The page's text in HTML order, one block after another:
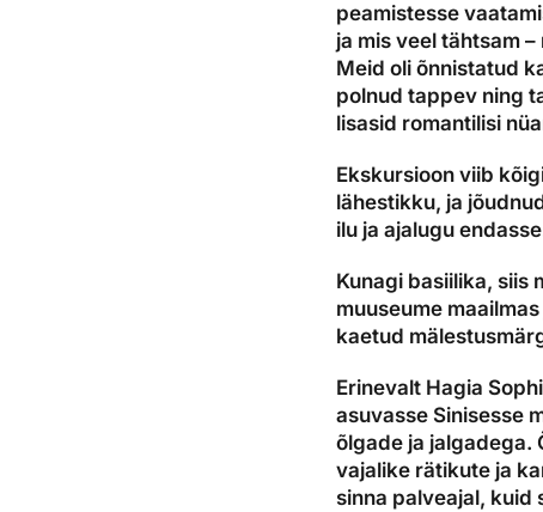
peamistesse
ja mis veel tähtsam
Meid oli õnnistatud
polnud tappev ning
lisasid romantilisi
Ekskursioon viib
lähestikku, ja
ilu ja ajalugu
Kunagi basiilika, siis
muuseume
kaetud
Erinevalt Hagia
asuvasse Sinisesse
õlgade ja jalgadega.
vajalike rätikute ja
sinna palveajal, kuid